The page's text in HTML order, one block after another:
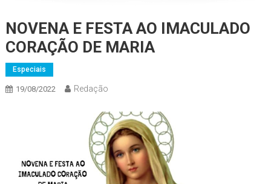
NOVENA E FESTA AO IMACULADO
CORAÇÃO DE MARIA
Especiais
19/08/2022 Redação